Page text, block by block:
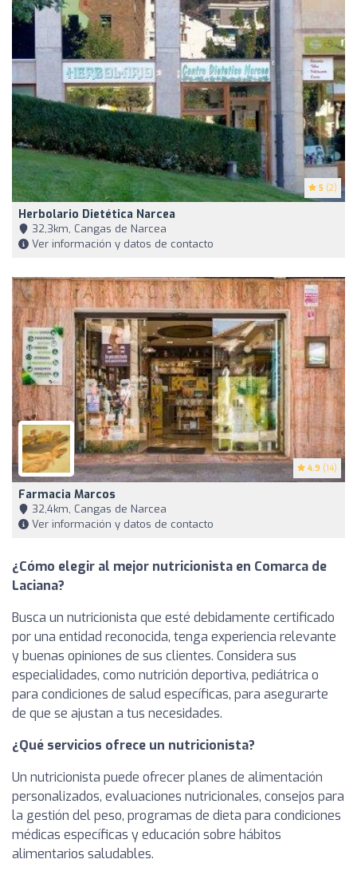
5 (2)
Herbolario Dietética Narcea
32,3km, Cangas de Narcea
Ver información y datos de contacto
4.9 (14)
Farmacia Marcos
32,4km, Cangas de Narcea
Ver información y datos de contacto
¿Cómo elegir al mejor nutricionista en Comarca de
Laciana?
Busca un nutricionista que esté debidamente certificado
por una entidad reconocida, tenga experiencia relevante
y buenas opiniones de sus clientes. Considera sus
especialidades, como nutrición deportiva, pediátrica o
para condiciones de salud específicas, para asegurarte
de que se ajustan a tus necesidades.
¿Qué servicios ofrece un nutricionista?
Un nutricionista puede ofrecer planes de alimentación
personalizados, evaluaciones nutricionales, consejos para
la gestión del peso, programas de dieta para condiciones
médicas específicas y educación sobre hábitos
alimentarios saludables.